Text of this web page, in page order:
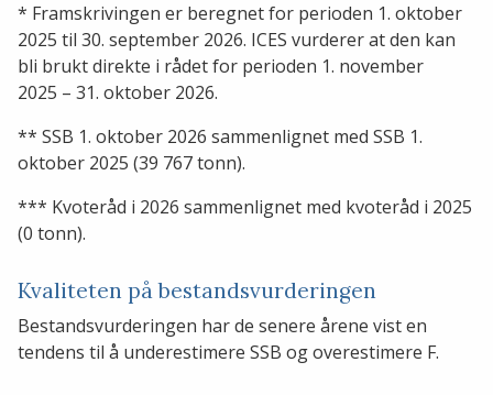
* Framskrivingen er beregnet for perioden 1. oktober
2025 til 30. september 2026. ICES vurderer at den kan
bli brukt direkte i rådet for perioden 1. november
2025 – 31. oktober 2026.
** SSB 1. oktober 2026 sammenlignet med SSB 1.
oktober 2025 (39 767 tonn).
*** Kvoteråd i 2026 sammenlignet med kvoteråd i 2025
(0 tonn).
Kvaliteten på bestandsvurderingen
Bestandsvurderingen har de senere årene vist en
tendens til å underestimere SSB og overestimere F.